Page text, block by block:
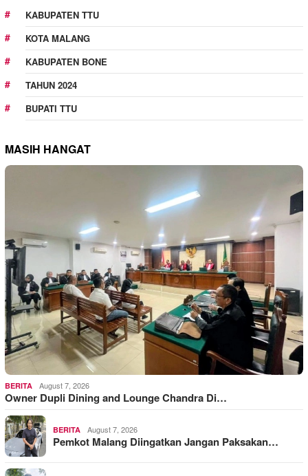
KABUPATEN TTU
KOTA MALANG
KABUPATEN BONE
TAHUN 2024
BUPATI TTU
MASIH HANGAT
BERITA August 7, 2026
Owner Dupli Dining and Lounge Chandra Di…
BERITA August 7, 2026
Pemkot Malang Diingatkan Jangan Paksakan…